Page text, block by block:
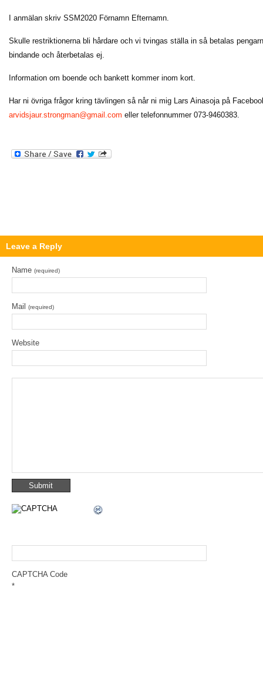
I anmälan skriv SSM2020 Förnamn Efternamn.
Skulle restriktionerna bli hårdare och vi tvingas ställa in så betalas
bindande och återbetalas ej.
Information om boende och bankett kommer inom kort.
Har ni övriga frågor kring tävlingen så når ni mig Lars Ainasoja på
arvidsjaur.strongman@gmail.com eller telefonnummer 073-9460383.
Leave a Reply
Name (required)
Mail (required)
Website
CAPTCHA Code
*